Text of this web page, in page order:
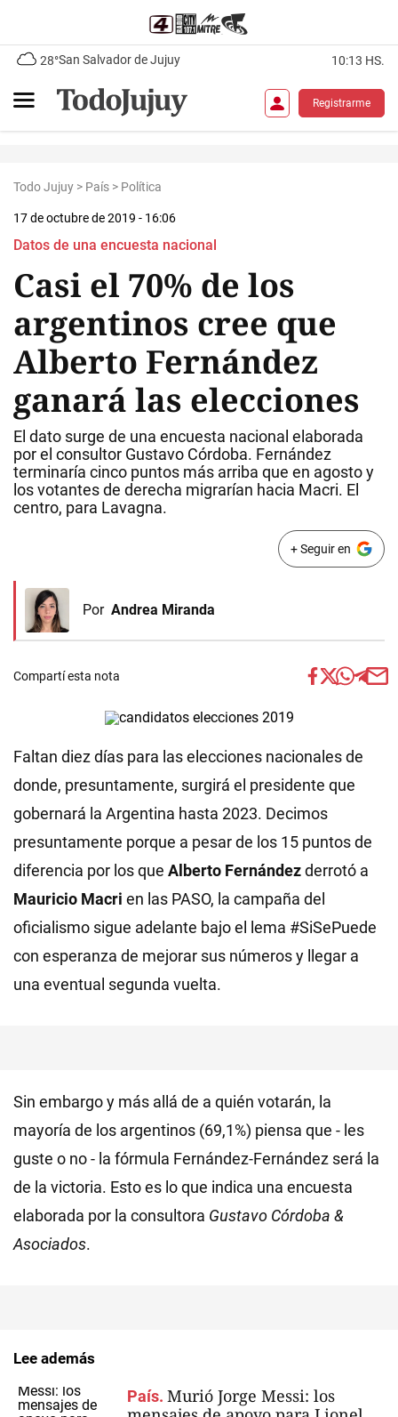
28°San Salvador de Jujuy 10:13 HS.
Registrarme
Todo Jujuy > País > Política
17 de octubre de 2019 - 16:06
Datos de una encuesta nacional
Casi el 70% de los
argentinos cree que
Alberto Fernández
ganará las elecciones
El dato surge de una encuesta nacional elaborada
por el consultor Gustavo Córdoba. Fernández
terminaría cinco puntos más arriba que en agosto y
los votantes de derecha migrarían hacia Macri. El
centro, para Lavagna.
+ Seguir en
Por Andrea Miranda
Compartí esta nota
Faltan diez días para las elecciones nacionales de
donde, presuntamente, surgirá el presidente que
gobernará la Argentina hasta 2023. Decimos
presuntamente porque a pesar de los 15 puntos de
diferencia por los que Alberto Fernándezderrotó a
Mauricio Macri en las PASO, la campaña del
oficialismo sigue adelante bajo el lema #SiSePuede
con esperanza de mejorar sus números y llegar a
una eventual segunda vuelta.
Sin embargo y más allá de a quién votarán, la
mayoría de los argentinos (69,1%) piensa que - les
guste o no - la fórmula Fernández-Fernández será la
de la victoria. Esto es lo que indica una encuesta
elaborada por la consultora Gustavo Córdoba &
Asociados.
Lee además
País. Murió Jorge Messi: los